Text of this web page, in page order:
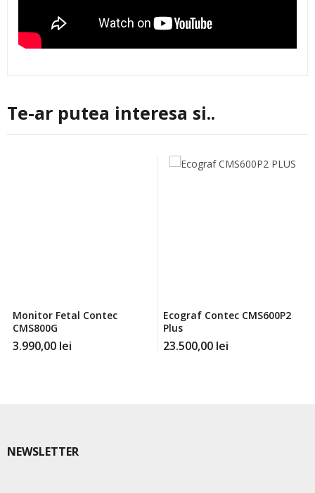
Te-ar putea interesa si..
Monitor Fetal Contec
CMS800G
3.990,00 lei
Ecograf Contec CMS600P2
Plus
23.500,00 lei
NEWSLETTER